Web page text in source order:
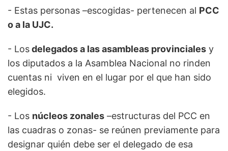
- Estas personas –escogidas- pertenecen al PCC
o a la UJC.
- Losdelegados a las asambleas provinciales y
los diputados a la Asamblea Nacional no rinden
cuentas ni viven en el lugar por el que han sido
elegidos.
- Los núcleos zonales –estructuras del PCC en
las cuadras o zonas- se reúnen previamente para
designar quién debe ser el delegado de esa